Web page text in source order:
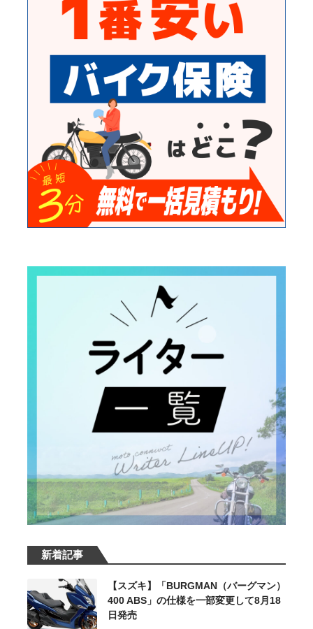
新着記事
【スズキ】「BURGMAN（バーグマン）
400 ABS」の仕様を一部変更して8月18
日発売